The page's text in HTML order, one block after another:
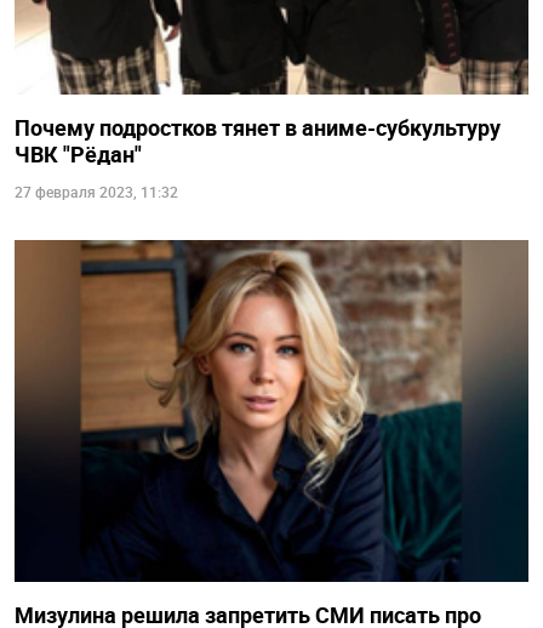
Почему подростков тянет в аниме-субкультуру
ЧВК "Рёдан"
27 февраля 2023, 11:32
Мизулина решила запретить СМИ писать про